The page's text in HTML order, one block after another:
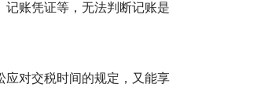
账凭证等，无法判断记账是
应对交税时间的规定，又能享